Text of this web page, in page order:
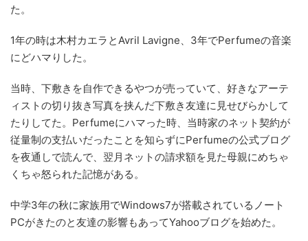
た。
1年の時は木村カエラとAvril Lavigne、3年でPerfumeの音楽
にどハマりした。
当時、下敷きを自作できるやつが売っていて、好きなアーテ
ィストの切り抜き写真を挟んだ下敷き友達に見せびらかして
たりしてた。Perfumeにハマった時、当時家のネット契約が
従量制の支払いだったことを知らずにPerfumeの公式ブログ
を夜通しで読んで、翌月ネットの請求額を見た母親にめちゃ
くちゃ怒られた記憶がある。
中学3年の秋に家族用でWindows7が搭載されているノート
PCがきたのと友達の影響もあってYahooブログを始めた。